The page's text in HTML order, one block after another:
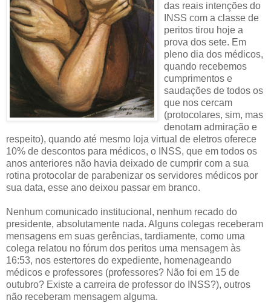
das reais intenções do
INSS com a classe de
peritos tirou hoje a
prova dos sete. Em
pleno dia dos médicos,
quando recebemos
cumprimentos e
saudações de todos os
que nos cercam
(protocolares, sim, mas
denotam admiração e
respeito), quando até mesmo loja virtual de eletros oferece
10% de descontos para médicos, o INSS, que em todos os
anos anteriores não havia deixado de cumprir com a sua
rotina protocolar de parabenizar os servidores médicos por
sua data, esse ano deixou passar em branco.
Nenhum comunicado institucional, nenhum recado do
presidente, absolutamente nada. Alguns colegas receberam
mensagens em suas gerências, tardiamente, como uma
colega relatou no fórum dos peritos uma mensagem às
16:53, nos estertores do expediente, homenageando
médicos e professores (professores? Não foi em 15 de
outubro? Existe a carreira de professor do INSS?), outros
não receberam mensagem alguma.